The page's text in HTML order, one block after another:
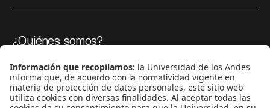
¿Quiénes somos?
Ediciones especiales
Proyectos 070